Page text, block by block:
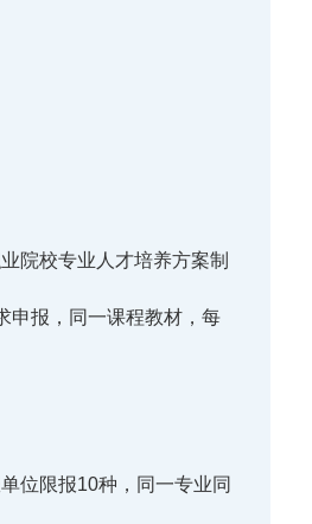
院校专业人才培养方案制
申报，同一课程教材，每
位限报10种，同一专业同